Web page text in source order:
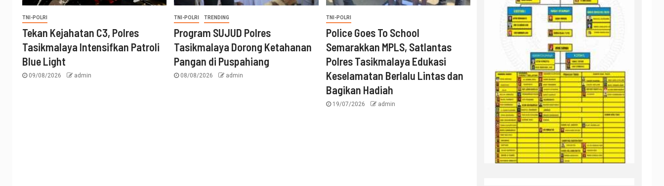
TNI-POLRI
Tekan Kejahatan C3, Polres
Tasikmalaya Intensifkan Patroli
Blue Light
09/08/2026 admin
TNI-POLRI TRENDING
Program SUJUD Polres
Tasikmalaya Dorong Ketahanan
Pangan di Puspahiang
08/08/2026 admin
TNI-POLRI
Police Goes To School
Semarakkan MPLS, Satlantas
Polres Tasikmalaya Edukasi
Keselamatan Berlalu Lintas dan
Bagikan Hadiah
19/07/2026 admin